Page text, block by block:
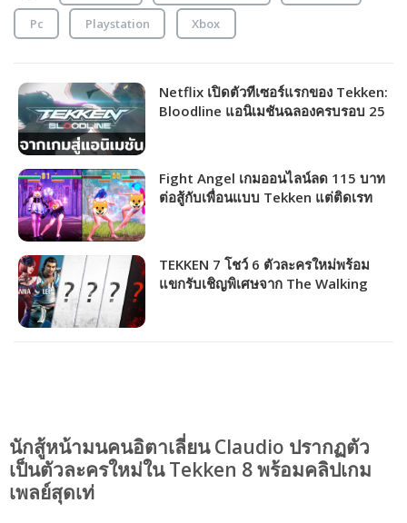
Pc Playstation Xbox
Netflix เปิดตัวทีเซอร์แรกของ Tekken:
Bloodline แอนิเมชันฉลองครบรอบ 25
Fight Angel เกมออนไลน์ลด 115 บาท
ต่อสู้กับเพื่อนแบบ Tekken แต่ติดเรท
TEKKEN 7 โชว์ 6 ตัวละครใหม่พร้อม
แขกรับเชิญพิเศษจาก The Walking
นักสู้หน้ามนคนอิตาเลี่ยน Claudio ปรากฏตัว
เป็นตัวละครใหม่ใน Tekken 8 พร้อมคลิปเกม
เพลย์สุดเท่